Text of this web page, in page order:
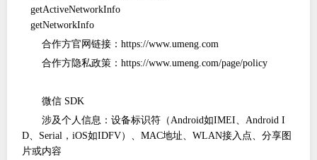
getActiveNetworkInfo
getNetworkInfo
合作方官网链接：https://www.umeng.com
合作方隐私政策：https://www.umeng.com/page/policy
微信 SDK
涉及个人信息：设备标识符（ Android如IMEI、Android I
D、Serial，iOS如IDFV）、MAC地址、WLAN接入点、分享图
片或内容